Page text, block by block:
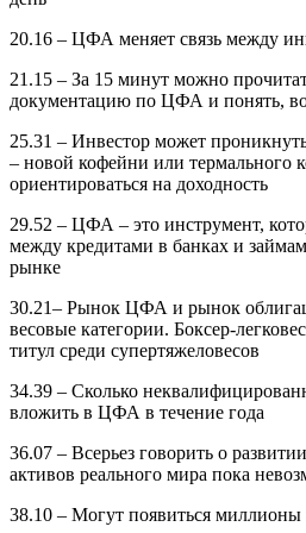
20.16 – ЦФА меняет связь между
21.15 – За 15 минут можно
документацию по ЦФА и понять,
25.31 – Инвестор может
– новой кофейни или термального
ориентироваться на доходность
29.52 – ЦФА – это инструмент,
между кредитами в банках и
рынке
30.21– Рынок ЦФА и рынок
весовые категории. Боксер-
титул среди супертяжеловесов
34.39 – Сколько
вложить в ЦФА в течение года
36.07 – Всерьез говорить о
активов реального мира пока
38.10 – Могут появиться